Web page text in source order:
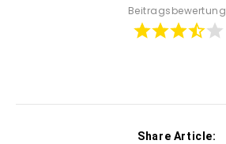
Beitragsbewertung
Share Article: